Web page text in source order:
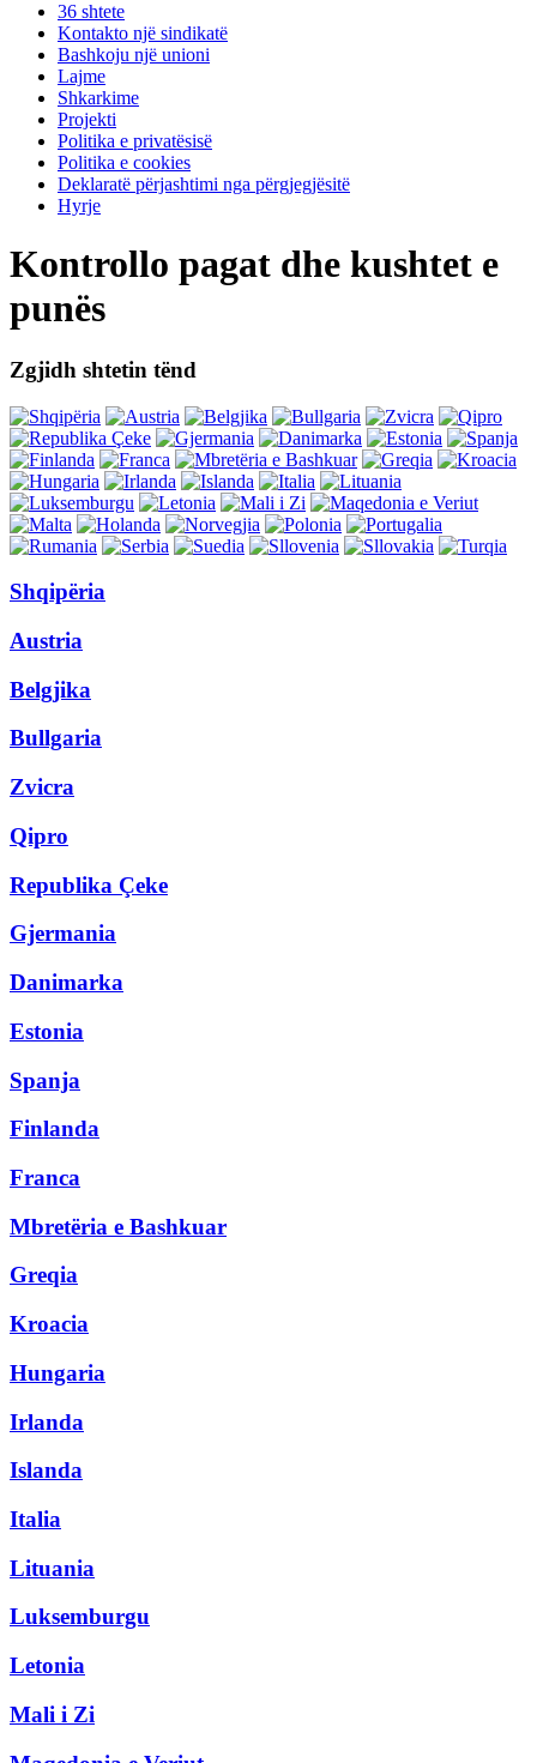
36 shtete
Kontakto një sindikatë
Bashkoju një unioni
Lajme
Shkarkime
Projekti
Politika e privatësisë
Politika e cookies
Deklaratë përjashtimi nga përgjegjësitë
Hyrje
Kontrollo pagat dhe kushtet e
punës
Zgjidh shtetin tënd
Shqipëria
Austria
Belgjika
Bullgaria
Zvicra
Qipro
Republika Çeke
Gjermania
Danimarka
Estonia
Spanja
Finlanda
Franca
Mbretëria e Bashkuar
Greqia
Kroacia
Hungaria
Irlanda
Islanda
Italia
Lituania
Luksemburgu
Letonia
Mali i Zi